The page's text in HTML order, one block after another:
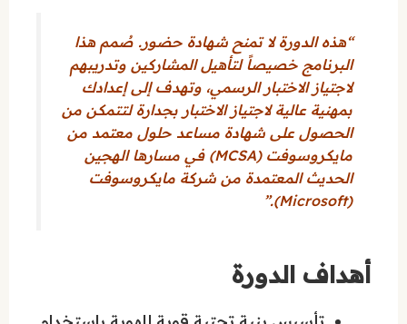
“هذه الدورة لا تمنح شهادة حضور. صُمم هذا
البرنامج خصيصاً لتأهيل المشاركين وتدريبهم
لاجتياز الاختبار الرسمي، وتهدف إلى إعدادك
بمهنية عالية لاجتياز الاختبار بجدارة لتتمكن من
الحصول على شهادة مساعد حلول معتمد من
مايكروسوفت (MCSA) في مسارها الهجين
الحديث المعتمدة من شركة مايكروسوفت
(Microsoft).”
أهداف الدورة